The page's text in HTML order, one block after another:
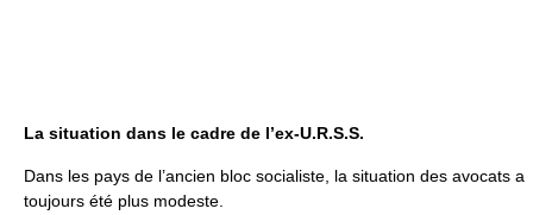
La situation dans le cadre de l’ex-U.R.S.S.
Dans les pays de l’ancien bloc socialiste, la situation des avocats a
toujours été plus modeste.